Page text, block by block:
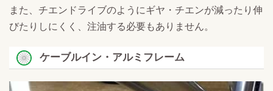
また、チエンドライブのようにギヤ・チエンが減ったり伸
びたりしにくく、注油する必要もありません。
ケーブルイン・アルミフレーム